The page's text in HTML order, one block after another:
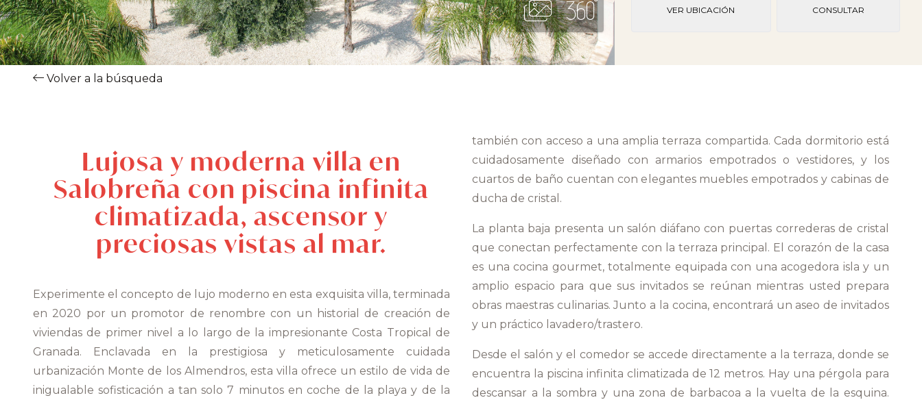
VER UBICACIÓN CONSULTAR
Volver a la búsqueda
Lujosa y moderna villa en
Salobreña con piscina infinita
climatizada, ascensor y
preciosas vistas al mar.
Experimente el concepto de lujo moderno en esta exquisita villa, terminada
en 2020 por un promotor de renombre con un historial de creación de
viviendas de primer nivel a lo largo de la impresionante Costa Tropical de
Granada. Enclavada en la prestigiosa y meticulosamente cuidada
urbanización Monte de los Almendros, esta villa ofrece un estilo de vida de
inigualable sofisticación a tan solo 7 minutos en coche de la playa y de la
también con acceso a una amplia terraza compartida. Cada dormitorio está
cuidadosamente diseñado con armarios empotrados o vestidores, y los
cuartos de baño cuentan con elegantes muebles empotrados y cabinas de
ducha de cristal.
La planta baja presenta un salón diáfano con puertas correderas de cristal
que conectan perfectamente con la terraza principal. El corazón de la casa
es una cocina gourmet, totalmente equipada con una acogedora isla y un
amplio espacio para que sus invitados se reúnan mientras usted prepara
obras maestras culinarias. Junto a la cocina, encontrará un aseo de invitados
y un práctico lavadero/trastero.
Desde el salón y el comedor se accede directamente a la terraza, donde se
encuentra la piscina infinita climatizada de 12 metros. Hay una pérgola para
descansar a la sombra y una zona de barbacoa a la vuelta de la esquina.